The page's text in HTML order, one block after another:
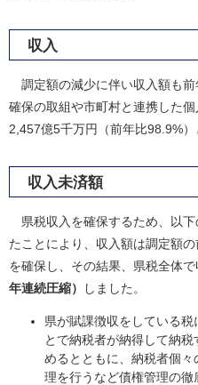
収入
調定額の減少に伴い収入額も前
確保の取組や市町村と連携した
2,457億5千万円（前年比98.9%）
収入未済額
県税収入を確保するため、以下
たことにより、収入額は調定額
を確保し、その結果、県税全体
年連続圧縮）
しました。
県が賦課徴収をしている
とで納税者が納得して納
めるとともに、納税者個
理を行うなど債権管理の徹